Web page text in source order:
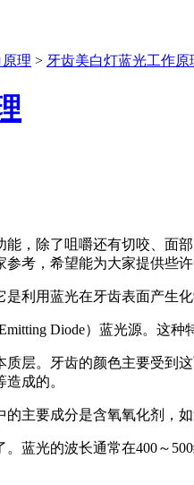
理 > 牙齿美白灯蓝光工作原
，除了咀嚼还有切咬、面
考，希望能为大家提供些许
利用蓝光在牙齿表面产生
Diode）蓝光源。这
层。牙齿的颜色主要受到
成的。
主要成分是含氧氧化剂，
蓝光的波长通常在400～